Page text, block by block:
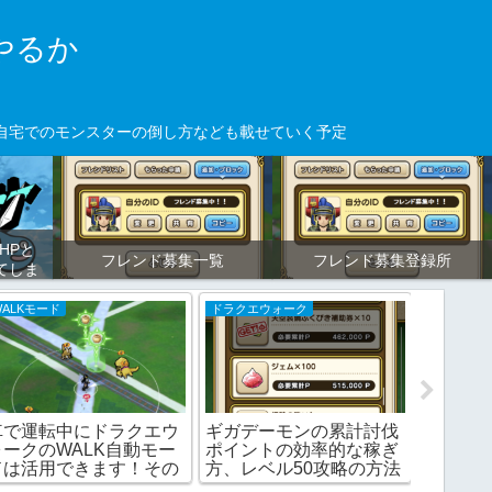
るか
でのモンスターの倒し方なども載せていく予定
と
しま
通報
フレンド募集一覧 フレンド募集登録所
モード
で運転中にドラクエウ
ークのWALK自動モー
は活用できます！その
法は…
ドラクエウォーク
ギガデーモンの累計討伐
ポイントの効率的な稼ぎ
方、レベル50攻略の方法
は